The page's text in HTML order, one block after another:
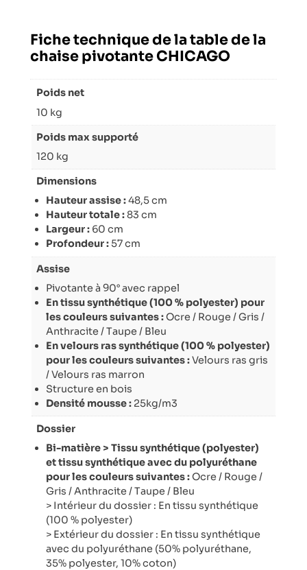
Fiche technique de la table de la
chaise pivotante CHICAGO
Poids net
10 kg
Poids max supporté
120 kg
Dimensions
Hauteur assise :48,5 cm
Hauteur totale :83 cm
Largeur : 60 cm
Profondeur : 57 cm
Assise
Pivotante à 90° avec rappel
En tissu synthétique (100 % polyester) pour
les couleurs suivantes :Ocre / Rouge / Gris /
Anthracite / Taupe / Bleu
En velours ras synthétique (100 % polyester)
pour les couleurs suivantes :Velours ras gris
/ Velours ras marron
Structure en bois
Densité mousse : 25kg/m3
Dossier
Bi-matière > Tissu synthétique (polyester)
et tissu synthétique avec du polyuréthane
pour les couleurs suivantes :Ocre / Rouge /
Gris / Anthracite / Taupe / Bleu
> Intérieur du dossier : En tissu synthétique
(100 % polyester)
> Extérieur du dossier : En tissu synthétique
avec du polyuréthane (50% polyuréthane,
35% polyester, 10% coton)